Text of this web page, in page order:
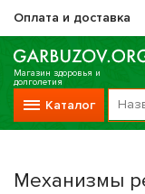
Оплата и доставка
Магазин здоровья и
долголетия
Каталог
Vitauct /
Механизмы